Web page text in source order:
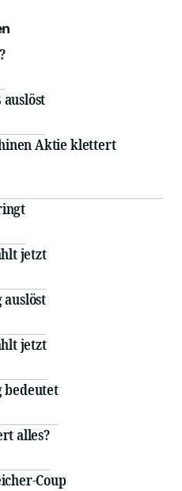
Aktie klettert
jetzt
auslöst
jetzt
bedeutet
alles?
Coup